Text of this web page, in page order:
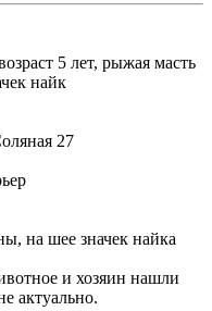
5 лет, рыжая масть
найк
27
на шее значек найка